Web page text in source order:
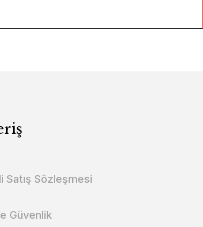
Satış Sözleşmesi
Güvenlik